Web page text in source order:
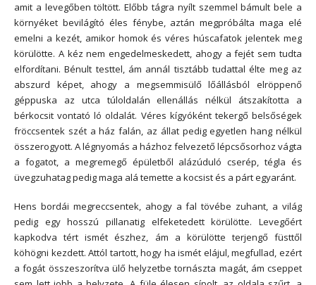
amit a levegőben töltött. Előbb tágra nyílt szemmel bámult bele a
környéket bevilágító éles fénybe, aztán megpróbálta maga elé
emelni a kezét, amikor homok és véres húscafatok jelentek meg
körülötte. A kéz nem engedelmeskedett, ahogy a fejét sem tudta
elfordítani. Bénult testtel, ám annál tisztább tudattal élte meg az
abszurd képet, ahogy a megsemmisülő lőállásból elröppenő
géppuska az utca túloldalán ellenállás nélkül átszakította a
bérkocsit vontató ló oldalát. Véres kígyóként tekergő belsőségek
fröccsentek szét a ház falán, az állat pedig egyetlen hang nélkül
összerogyott. A légnyomás a házhoz felvezető lépcsősorhoz vágta
a fogatot, a megremegő épületből alázúduló cserép, tégla és
üvegzuhatag pedig maga alá temette a kocsist és a párt egyaránt.
Hens bordái megreccsentek, ahogy a fal tövébe zuhant, a világ
pedig egy hosszú pillanatig elfeketedett körülötte. Levegőért
kapkodva tért ismét észhez, ám a körülötte terjengő füsttől
köhögni kezdett. Attól tartott, hogy ha ismét elájul, megfullad, ezért
a fogát összeszorítva ülő helyzetbe tornászta magát, ám cseppet